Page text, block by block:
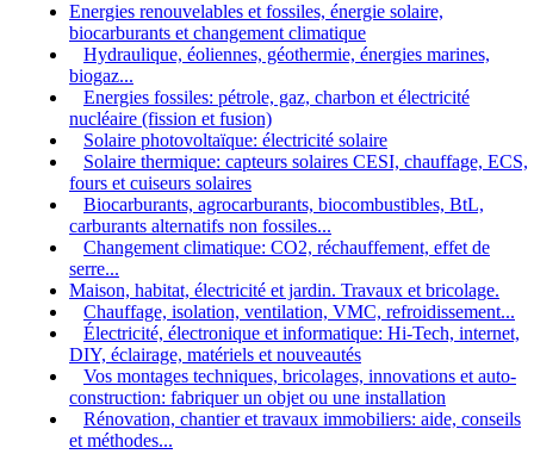
Energies renouvelables et fossiles, énergie solaire,
biocarburants et changement climatique
Hydraulique, éoliennes, géothermie, énergies marines,
biogaz...
Energies fossiles: pétrole, gaz, charbon et électricité
nucléaire (fission et fusion)
Solaire photovoltaïque: électricité solaire
Solaire thermique: capteurs solaires CESI, chauffage, ECS,
fours et cuiseurs solaires
Biocarburants, agrocarburants, biocombustibles, BtL,
carburants alternatifs non fossiles...
Changement climatique: CO2, réchauffement, effet de
serre...
Maison, habitat, électricité et jardin. Travaux et bricolage.
Chauffage, isolation, ventilation, VMC, refroidissement...
Électricité, électronique et informatique: Hi-Tech, internet,
DIY, éclairage, matériels et nouveautés
Vos montages techniques, bricolages, innovations et auto-
construction: fabriquer un objet ou une installation
Rénovation, chantier et travaux immobiliers: aide, conseils
et méthodes...